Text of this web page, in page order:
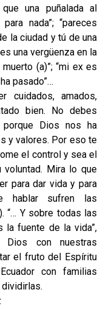
una puñalada al
nada”; “pareces
la ciudad y tú de una
una vergüenza en la
(a)”; “mi ex es
pasado”…
cuidados, amados,
bien. No debes
Dios nos ha
y valores. Por eso te
el control y sea el
Mira lo que
para dar vida y para
hablar sufren las
“… Y sobre todas las
la fuente de la vida”,
Dios con nuestras
el fruto del Espíritu
con familias